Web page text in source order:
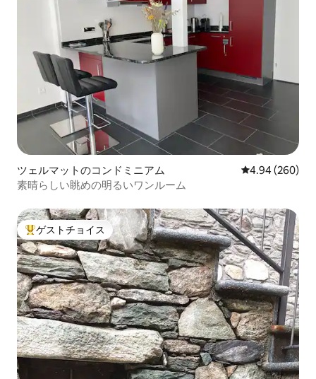
ツェルマットのコンドミニアム レビュー260
4.94 (260)
素晴らしい眺めの明るいワンルーム
大好評のゲストチョイスです。
ゲストチョイス